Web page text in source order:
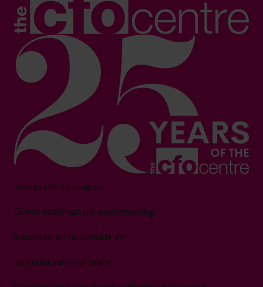
Veelgestelde vragen
Gratis scan van uw onderneming
Inzichten en hulpmiddelen
Word lid van ons team